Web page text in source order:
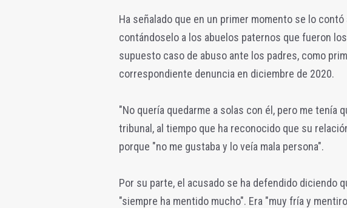
Ha señalado que en un primer momento se lo
contándoselo a los abuelos paternos que fueron
supuesto caso de abuso ante los padres, como
correspondiente denuncia en diciembre de 2020.
"No quería quedarme a solas con él, pero me tenía
tribunal, al tiempo que ha reconocido que su
porque "no me gustaba y lo veía mala persona".
Por su parte, el acusado se ha defendido diciendo
"siempre ha mentido mucho". Era "muy fría y